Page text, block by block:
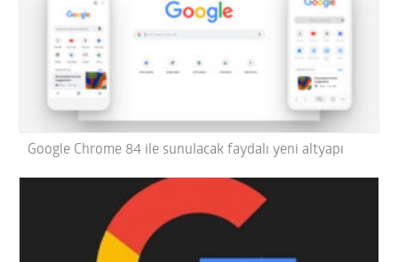
Google Chrome 84 ile sunulacak faydalı yeni altyapı